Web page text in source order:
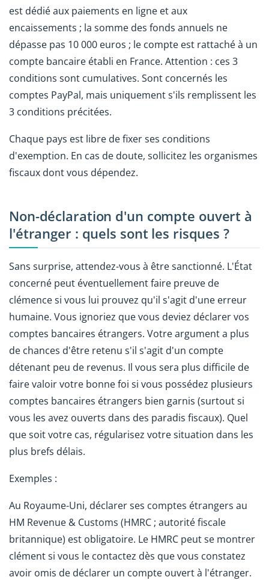
est dédié aux paiements en ligne et aux
encaissements ; la somme des fonds annuels ne
dépasse pas 10 000 euros ; le compte est rattaché à un
compte bancaire établi en France. Attention : ces 3
conditions sont cumulatives. Sont concernés les
comptes PayPal, mais uniquement s'ils remplissent les
3 conditions précitées.
Chaque pays est libre de fixer ses conditions
d'exemption. En cas de doute, sollicitez les organismes
fiscaux dont vous dépendez.
Non-déclaration d'un compte ouvert à
l'étranger : quels sont les risques ?
Sans surprise, attendez-vous à être sanctionné. L'État
concerné peut éventuellement faire preuve de
clémence si vous lui prouvez qu'il s'agit d'une erreur
humaine. Vous ignoriez que vous deviez déclarer vos
comptes bancaires étrangers. Votre argument a plus
de chances d'être retenu s'il s'agit d'un compte
détenant peu de revenus. Il vous sera plus difficile de
faire valoir votre bonne foi si vous possédez plusieurs
comptes bancaires étrangers bien garnis (surtout si
vous les avez ouverts dans des paradis fiscaux). Quel
que soit votre cas, régularisez votre situation dans les
plus brefs délais.
Exemples :
Au Royaume-Uni, déclarer ses comptes étrangers au
HM Revenue & Customs (HMRC ; autorité fiscale
britannique) est obligatoire. Le HMRC peut se montrer
clément si vous le contactez dès que vous constatez
avoir omis de déclarer un compte ouvert à l'étranger.